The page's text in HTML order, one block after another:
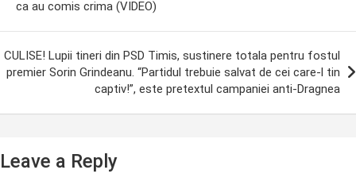
ca au comis crima (VIDEO)
CULISE! Lupii tineri din PSD Timis, sustinere totala pentru fostul
premier Sorin Grindeanu. “Partidul trebuie salvat de cei care-l tin
captiv!”, este pretextul campaniei anti-Dragnea
Leave a Reply